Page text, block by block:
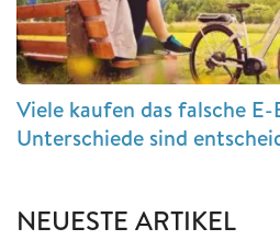
Viele kaufen das falsche E-
Unterschiede sind
NEUESTE ARTIKEL